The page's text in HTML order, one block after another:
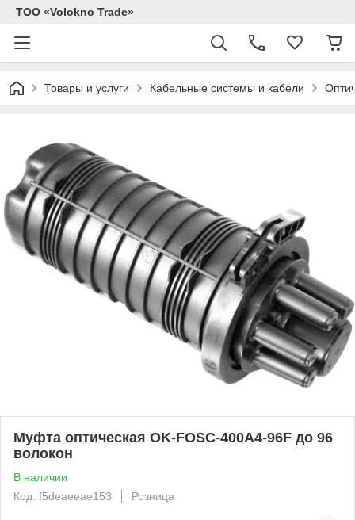
ТОО «Volokno Trade»
Товары и услуги Кабельные системы и кабели
Муфта оптическая OK-FOSC-400A4-96F до 96
волокон
В наличии
Код: f5deaeeae153
Розница